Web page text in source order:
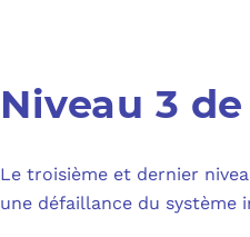
Niveau 3
Le troisième et dernier
une défaillance du